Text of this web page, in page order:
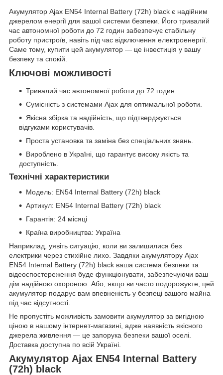
Акумулятор Ajax EN54 Internal Battery (72h) black є надійним
джерелом енергії для вашої системи безпеки. Його тривалий
час автономної роботи до 72 годин забезпечує стабільну
роботу пристроїв, навіть під час відключення електроенергії.
Саме тому, купити цей акумулятор — це інвестиція у вашу
безпеку та спокій.
Ключові можливості
Тривалий час автономної роботи до 72 годин.
Сумісність з системами Ajax для оптимальної роботи.
Якісна збірка та надійність, що підтверджується
відгуками користувачів.
Проста установка та заміна без спеціальних знань.
Вироблено в Україні, що гарантує високу якість та
доступність.
Технічні характеристики
Модель: EN54 Internal Battery (72h) black
Артикул: EN54 Internal Battery (72h) black
Гарантія: 24 місяці
Країна виробництва: Україна
Наприклад, уявіть ситуацію, коли ви залишилися без
електрики через стихійне лихо. Завдяки акумулятору Ajax
EN54 Internal Battery (72h) black ваша система безпеки та
відеоспостереження буде функціонувати, забезпечуючи ваш
дім надійною охороною. Або, якщо ви часто подорожуєте, цей
акумулятор подарує вам впевненість у безпеці вашого майна
під час відсутності.
Не пропустіть можливість замовити акумулятор за вигідною
ціною в нашому інтернет-магазині, адже наявність якісного
джерела живлення — це запорука безпеки вашої оселі.
Доставка доступна по всій Україні.
Акумулятор Ajax EN54 Internal Battery
(72h) black